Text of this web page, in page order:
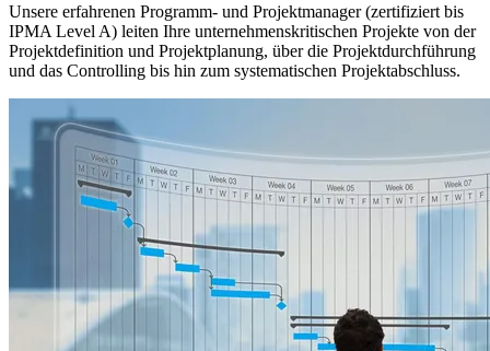
Unsere erfahrenen Programm- und Projektmanager (zertifiziert bis
IPMA Level A) leiten Ihre unternehmenskritischen Projekte von der
Projektdefinition und Projektplanung, über die Projektdurchführung
und das Controlling bis hin zum systematischen Projektabschluss.